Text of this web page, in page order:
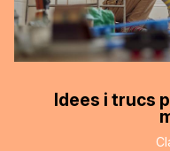
Idees i trucs